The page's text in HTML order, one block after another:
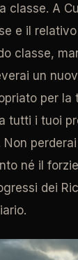
classe. A
e il
classe,
un
per la
tutti i tuoi
né il
dei